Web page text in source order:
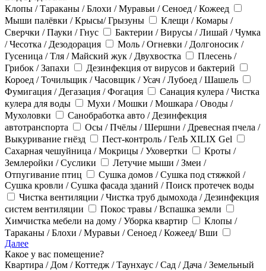
Клопы / Тараканы / Блохи / Муравьи / Сеноед / Кожеед
Мыши палёвки / Крысы/ Грызуны
Клещи / Комары /
Сверчки / Пауки / Гнус
Бактерии / Вирусы / Лишай / Чумка
/ Чесотка / Дезодорация
Моль / Огневки / Долгоносик /
Гусеница / Тля / Майский жук / Двухвостка
Плесень /
Грибок / Запахи
Дезинфекция от вирусов и бактерий
Короед / Точильщик / Часовщик / Усач / Лубоед / Шашель
Фумигация / Дегазация / Фогация
Санация кулера / Чистка
кулера для воды
Мухи / Мошки / Мошкара / Оводы /
Мухоловки
Санобработка авто / Дезинфекция
автотранспорта
Осы / Пчёлы / Шершни / Древесная пчела /
Выкуривание гнёзд
Пест-контроль / ГелЬ XILIX Gel
Сахарная чешуйница / Мокрицы / Уховертки
Кроты /
Землеройки / Суслики
Летучие мыши / Змеи /
Отпугивание птиц
Сушка домов / Сушка под стяжкой /
Сушка кровли / Сушка фасада зданий / Поиск протечек воды
Чистка вентиляции / Чистка труб дымохода / Дезинфекция
систем вентиляции
Покос травы / Вспашка земли
Химчистка мебели на дому / Уборка квартир
Клопы /
Тараканы / Блохи / Муравьи / Сеноед / Кожеед/ Вши
Далее
Какое у вас помещение?
Квартира / Дом / Коттедж / Таунхаус / Сад / Дача / Земельный